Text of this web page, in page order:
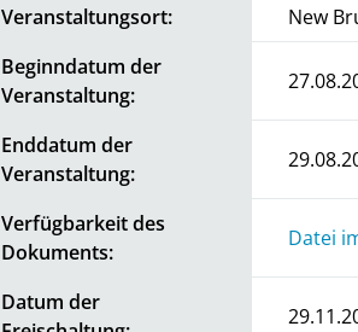
Veranstaltungsort:
New
Beginndatum der
Veranstaltung:
Enddatum der
Veranstaltung:
Verfügbarkeit des
Dokuments:
Datei
Datum der